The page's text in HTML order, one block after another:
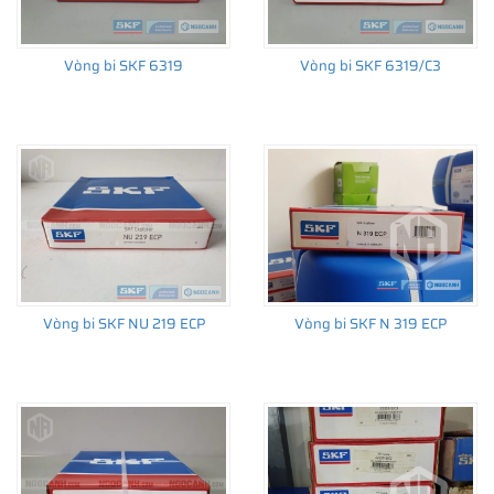
•
• Xuất xứ vòng bi SKF chính hãng ở đâu?
Chất lượng vòng bi SKF chính hãng
Vòng bi SKF 6319 Vòng bi SKF 6319/C3
Vòng bi SKF NU 219 ECP Vòng bi SKF N 319 ECP